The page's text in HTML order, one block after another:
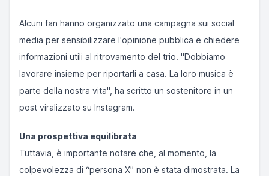
Alcuni fan hanno organizzato una campagna sui social
media per sensibilizzare l'opinione pubblica e chiedere
informazioni utili al ritrovamento del trio. "Dobbiamo
lavorare insieme per riportarli a casa. La loro musica è
parte della nostra vita", ha scritto un sostenitore in un
post viralizzato su Instagram.
Una prospettiva equilibrata
Tuttavia, è importante notare che, al momento, la
colpevolezza di “persona X” non è stata dimostrata. La